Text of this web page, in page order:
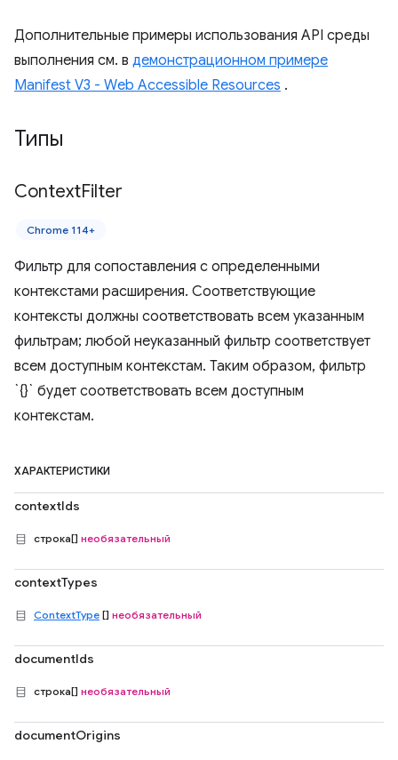
Дополнительные примеры использования API среды
выполнения см. в демонстрационном примере
Manifest V3 - Web Accessible Resources .
Типы
ContextFilter
Chrome 114+
Фильтр для сопоставления с определенными
контекстами расширения. Соответствующие
контексты должны соответствовать всем указанным
фильтрам; любой неуказанный фильтр соответствует
всем доступным контекстам. Таким образом, фильтр
`{}` будет соответствовать всем доступным
контекстам.
ХАРАКТЕРИСТИКИ
contextIds
строка[] необязательный
contextTypes
ContextType [] необязательный
documentIds
строка[] необязательный
documentOrigins